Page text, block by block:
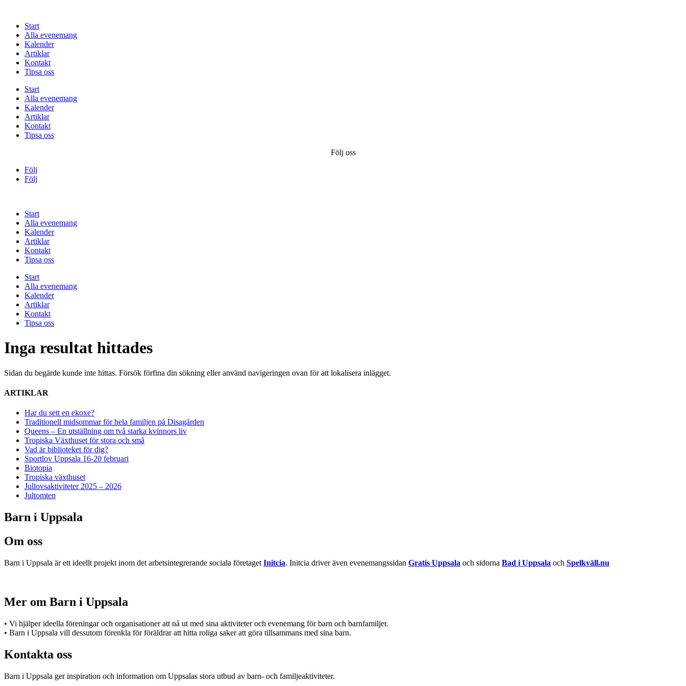
Start
Alla evenemang
Kalender
Artiklar
Kontakt
Tipsa oss
Start
Alla evenemang
Kalender
Artiklar
Kontakt
Tipsa oss
Följ oss
Följ
Följ
Start
Alla evenemang
Kalender
Artiklar
Kontakt
Tipsa oss
Start
Alla evenemang
Kalender
Artiklar
Kontakt
Tipsa oss
Inga resultat hittades
Sidan du begärde kunde inte hittas. Försök förfina din sökning eller använd navigeringen ovan för att lokalisera inlägget.
ARTIKLAR
Har du sett en ekoxe?
Traditionell midsommar för hela familjen på Disagården
Queens – En utställning om två starka kvinnors liv
Tropiska Växthuset för stora och små
Vad är biblioteket för dig?
Sportlov Uppsala 16-20 februari
Biotopia
Tropiska växthuset
Jullovsaktiviteter 2025 – 2026
Jultomten
Barn i Uppsala
Om oss
Barn i Uppsala är ett ideellt projekt inom det arbetsintegrerande sociala företaget Initcia. Initcia driver även evenemangssidan Gratis Uppsala och sidorna Bad i Uppsala och Spelkväll.nu
Mer om Barn i Uppsala
• Vi hjälper ideella föreningar och organisationer att nå ut med sina aktiviteter och evenemang för barn och barnfamiljer.
• Barn i Uppsala vill dessutom förenkla för föräldrar att hitta roliga saker att göra tillsammans med sina barn.
Kontakta oss
Barn i Uppsala ger inspiration och information om Uppsalas stora utbud av barn- och familjeaktiviteter.